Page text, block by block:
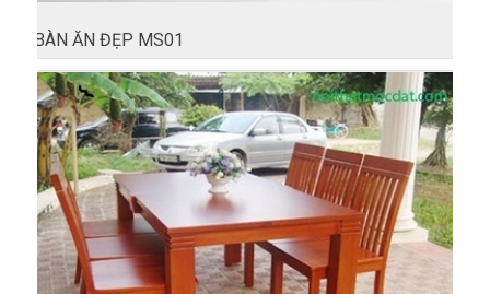
BÀN ĂN ĐẸP MS01